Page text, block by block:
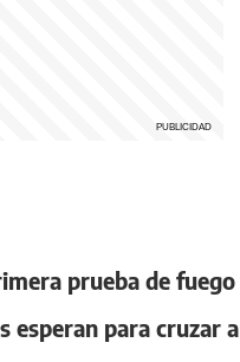
prueba de
esperan para cruzar